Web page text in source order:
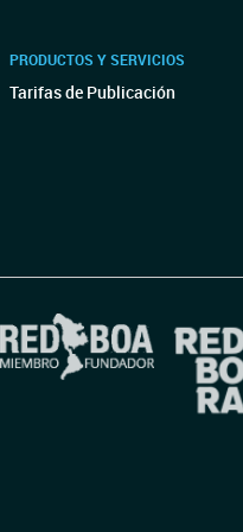
PRODUCTOS Y SERVICIOS
Tarifas de Publicación